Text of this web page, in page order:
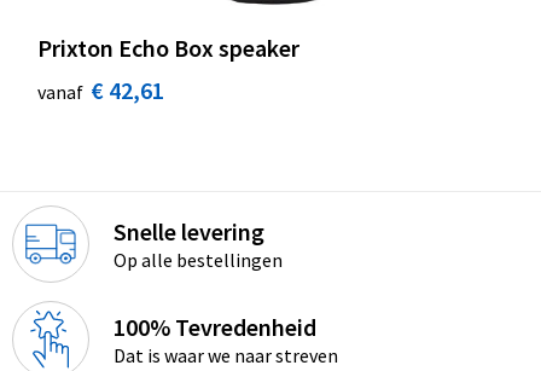
Prixton Echo Box speaker
vanaf € 42,61
Snelle levering
Op alle bestellingen
100% Tevredenheid
Dat is waar we naar streven